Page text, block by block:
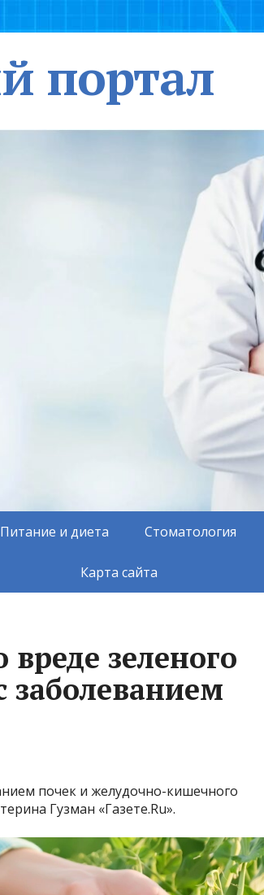
портал
Питание и диета Стоматология
Карта сайта
зеленого
почек и желудочно-кишечного
Гузман «Газете.Ru».